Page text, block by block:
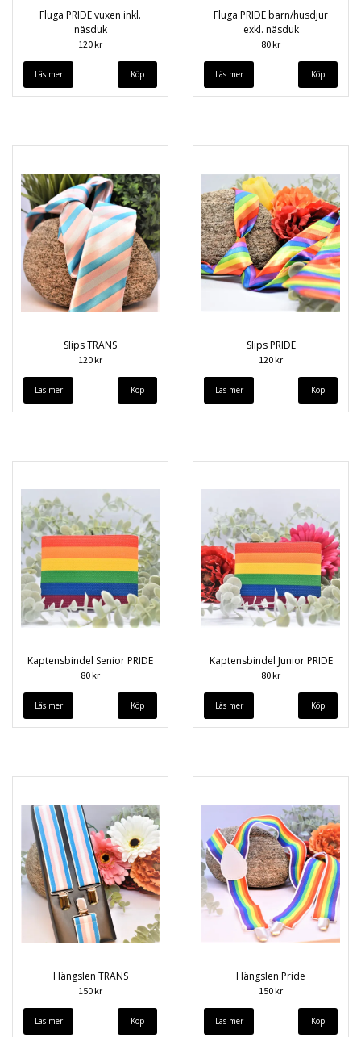
Fluga PRIDE vuxen inkl.
näsduk
120 kr
Läs mer
Fluga PRIDE barn/husdjur
exkl. näsduk
80 kr
Läs mer
Slips TRANS
120 kr
Läs mer
Slips PRIDE
120 kr
Läs mer
Kaptensbindel Senior PRIDE
80 kr
Läs mer
Kaptensbindel Junior PRIDE
80 kr
Läs mer
Hängslen TRANS
150 kr
Läs mer
Hängslen Pride
150 kr
Läs mer